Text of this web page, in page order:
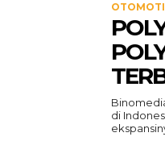
di